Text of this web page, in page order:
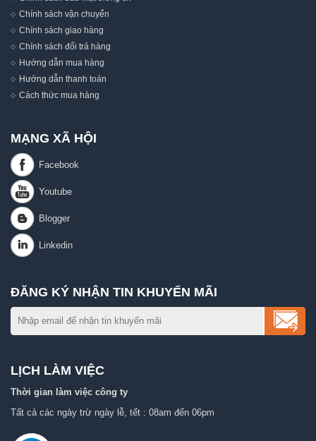
Chính sách vận chuyển
Chính sách giao hàng
Chính sách đổi trả hàng
Hướng dẫn mua hàng
Hướng dẫn thanh toán
Cách thức mua hàng
MẠNG XÃ HỘI
ĐĂNG KÝ NHẬN TIN KHUYẾN MÃI
LỊCH LÀM VIỆC
Thời gian làm việc công ty
Tất cả các ngày trừ ngày lễ, tết : 08am đến 06pm